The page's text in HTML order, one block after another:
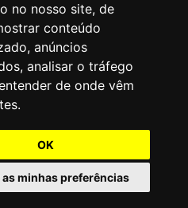
no nosso site, de
conteúdo
anúncios
analisar o tráfego
de onde vêm
OK
minhas preferências